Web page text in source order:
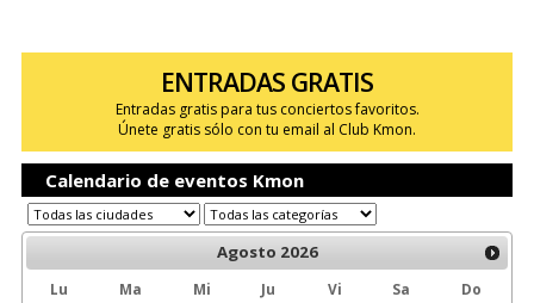
ENTRADAS GRATIS
Entradas gratis para tus conciertos favoritos.
Únete gratis sólo con tu email al Club Kmon.
Calendario de eventos Kmon
Agosto 2026
Lu Ma Mi Ju Vi Sa
Do